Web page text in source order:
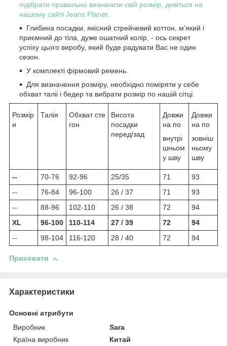
підібрати правильно визначити свій розмір, дивіться на
нашому сайті Jeans Planet.
Глибина посадки, якісний стрейчевий коттон, м'який і
приємний до тіла, дуже ошатний колір, - ось секрет
успіху цього виробу, який буде радувати Вас не один
сезон.
У комплекті фірмовий ремень.
Для визначення розміру, необхідно поміряти у себе
обхват таліі і бедер та вибрати розмір по нашій сітці.
Розмір
и
Талія
Обхват сте
гон
Висота
посадки
перед/зад
Довжи
на по
внутрі
шньом
у шву
Довжи
на по
зовніш
ньому
шву
-- 70-76 92-96 25/35 71
93
--
76-84 96-100 26 / 37 71
93
--
88-96 102-110 26 / 38 72
94
XL
96-100 110-114 27 / 39 72
94
--
98-104 116-120 28 / 40 72 94
Приховати
Характеристики
Основні атрибути
Виробник
Sara
Країна виробник
Китай